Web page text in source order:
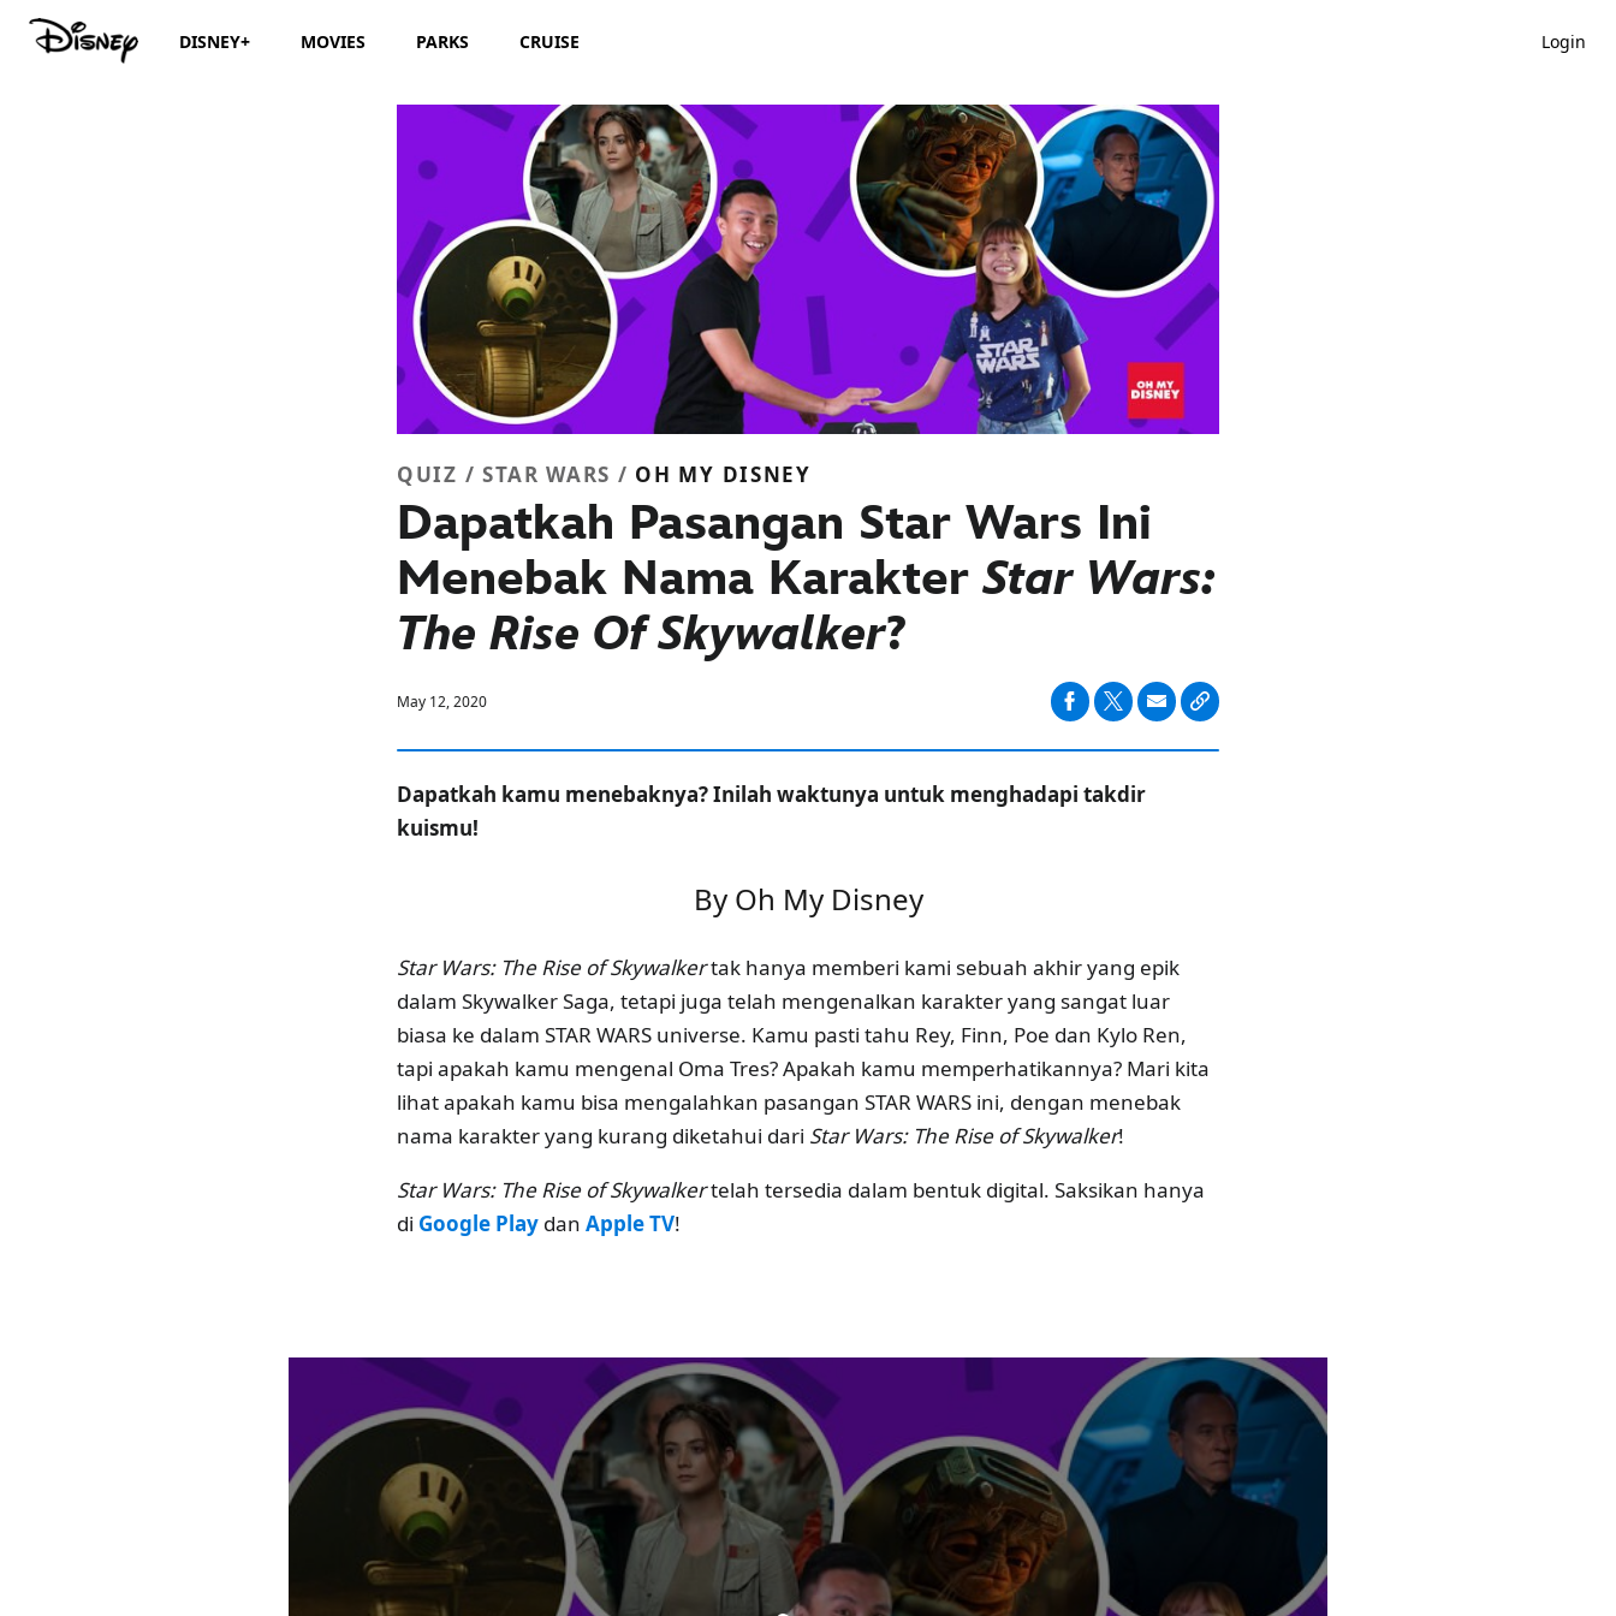
DISNEY+ MOVIES PARKS CRUISE Login
QUIZ / STAR WARS / OH MY DISNEY
Dapatkah Pasangan Star Wars Ini
Menebak Nama KarakterStar Wars:
The Rise Of Skywalker?
May 12, 2020
Dapatkah kamu menebaknya? Inilah waktunya untuk menghadapi takdir
kuismu!
By Oh My Disney
Star Wars: The Rise of Skywalkertak hanya memberi kami sebuah akhir yang epik
dalam Skywalker Saga, tetapi juga telah mengenalkan karakter yang sangat luar
biasa ke dalam STAR WARS universe. Kamu pasti tahu Rey, Finn, Poe dan Kylo Ren,
tapi apakah kamu mengenal Oma Tres? Apakah kamu memperhatikannya? Mari kita
lihat apakah kamu bisa mengalahkan pasangan STAR WARS ini, dengan menebak
nama karakter yang kurang diketahui dari Star Wars: The Rise of Skywalker!
Star Wars: The Rise of Skywalkertelah tersedia dalam bentuk digital. Saksikan hanya
di Google Play dan Apple TV!